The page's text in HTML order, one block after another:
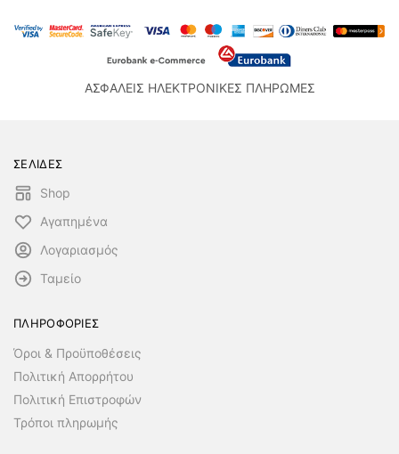
ΑΣΦΑΛΕΙΣ ΗΛΕΚΤΡΟΝΙΚΕΣ ΠΛΗΡΩΜΕΣ
ΣΕΛΙΔΕΣ
Shop
Αγαπημένα
Λογαριασμός
Ταμείο
ΠΛΗΡΟΦΟΡΙΕΣ
Όροι & Προϋποθέσεις
Πολιτική Απορρήτου
Πολιτική Επιστροφών
Τρόποι πληρωμής